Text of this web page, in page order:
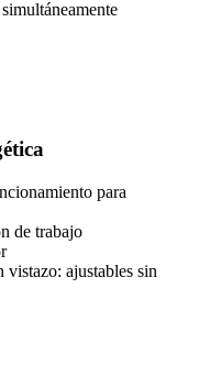
para
de trabajo
vistazo: ajustables sin